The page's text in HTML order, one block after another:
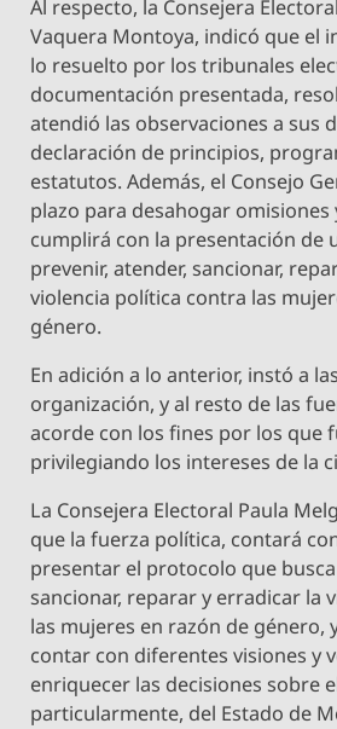
Al respecto, la Consejera
Vaquera Montoya, indicó que el
lo resuelto por los tribunales
documentación presentada,
atendió las observaciones a sus
declaración de principios,
estatutos. Además, el Consejo
plazo para desahogar
cumplirá con la presentación de
prevenir, atender, sancionar,
violencia política contra las
género.
En adición a lo anterior, instó a
organización, y al resto de las
acorde con los fines por los que
privilegiando los intereses de la
La Consejera Electoral Paula
que la fuerza política, contará
presentar el protocolo que
sancionar, reparar y erradicar la
las mujeres en razón de género,
contar con diferentes visiones y
enriquecer las decisiones sobre
particularmente, del Estado de